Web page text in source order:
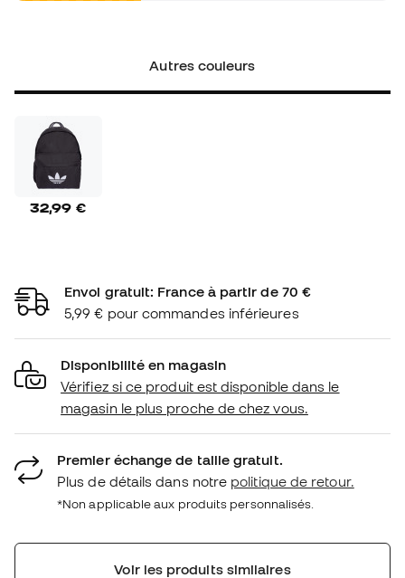
Autres couleurs
32,99 €
Envoi gratuit: France à partir de 70 €
5,99 € pour commandes inférieures
Disponibilité en magasin
Vérifiez si ce produit est disponible dans le
magasin le plus proche de chez vous.
Premier échange de taille gratuit.
Plus de détails dans notre politique de retour.
*Non applicable aux produits personnalisés.
Voir les produits similaires